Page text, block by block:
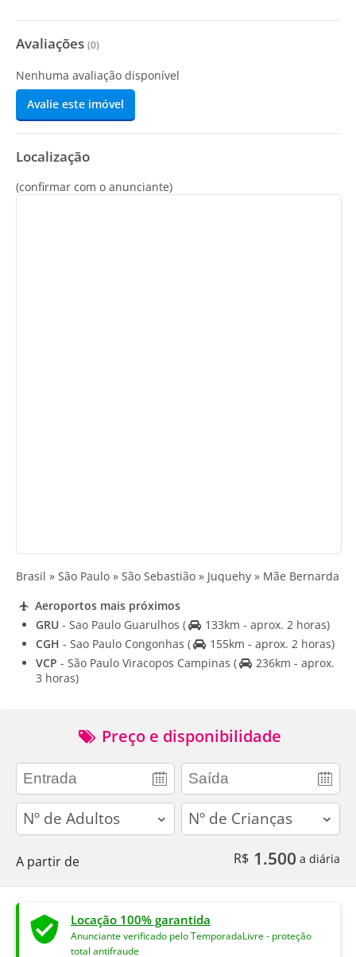
Avaliações (0)
Nenhuma avaliação disponível
Avalie este imóvel
Localização
(confirmar com o anunciante)
Brasil » São Paulo » São Sebastião » Juquehy » Mãe Bernarda
Aeroportos mais próximos
GRU - Sao Paulo Guarulhos (
133km - aprox. 2 horas)
CGH - Sao Paulo Congonhas (
155km - aprox. 2 horas)
VCP - São Paulo Viracopos Campinas (
236km - aprox.
3 horas)
Preço e disponibilidade
adults children
A partir de R$ 1.500 a diária
Locação 100% garantida
Anunciante verificado pelo TemporadaLivre - proteção
total antifraude